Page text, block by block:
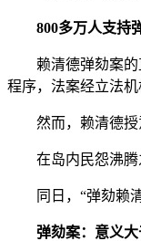
800多万人支持
赖清德弹劾案的直
程序，法案经立法
然而，赖清德授意
在岛内民怨沸腾之
同日，“弹劾赖清
弹劾案：意义